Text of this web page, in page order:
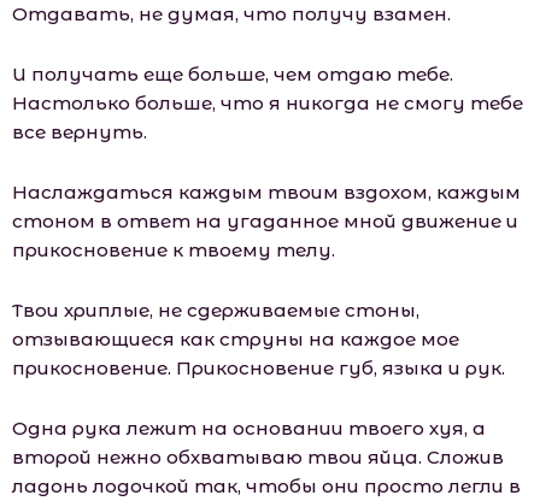
Отдавать, не думая, что получу взамен.
И получать еще больше, чем отдаю тебе.
Настолько больше, что я никогда не смогу тебе
все вернуть.
Наслаждаться каждым твоим вздохом, каждым
стоном в ответ на угаданное мной движение и
прикосновение к твоему телу.
Твои хриплые, не сдерживаемые стоны,
отзывающиеся как струны на каждое мое
прикосновение. Прикосновение губ, языка и рук.
Одна рука лежит на основании твоего хуя, а
второй нежно обхватываю твои яйца. Сложив
ладонь лодочкой так, чтобы они просто легли в